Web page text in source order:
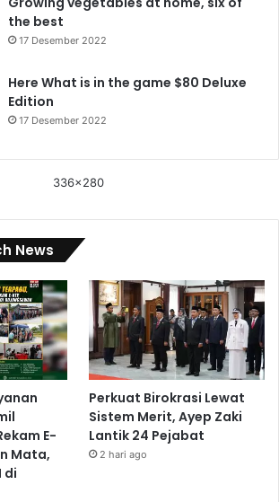
the best
17 Desember 2022
Here What is in the game $80 Deluxe
Edition
17 Desember 2022
336x280
News
E-
Mata,
di
Perkuat Birokrasi Lewat
Sistem Merit, Ayep Zaki
Lantik 24 Pejabat
2 hari ago